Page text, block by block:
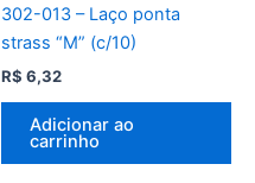
302-013 – Laço ponta
strass “M” (c/10)
R$ 6,32
Adicionar ao
carrinho